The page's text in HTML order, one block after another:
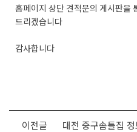
홈페이지 상단 견적문의 게시판을
드리겠습니다
감사합니다
이전글